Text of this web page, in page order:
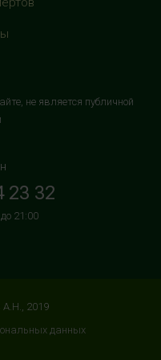
не является публичной
23 32
21:00
2019
данных